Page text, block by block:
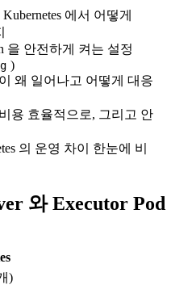
에서 어떻게
을 안전하게 켜는 설정
)
왜 일어나고 어떻게 대응
용 효율적으로, 그리고 안
의 운영 차이 한눈에 비
와 Executor Pod
)